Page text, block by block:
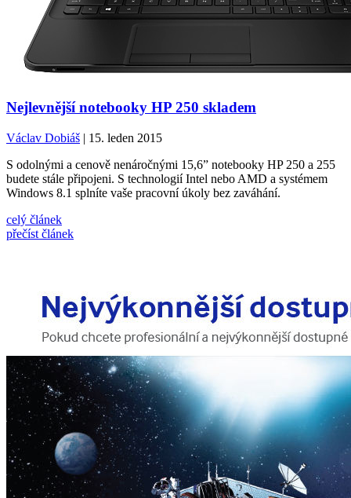
Nejlevnější notebooky HP 250 skladem
Václav Dobiáš | 15. leden 2015
S odolnými a cenově nenáročnými 15,6” notebooky HP 250 a 255
budete stále připojeni. S technologií Intel nebo AMD a systémem
Windows 8.1 splníte vaše pracovní úkoly bez zaváhání.
celý článek
přečíst článek